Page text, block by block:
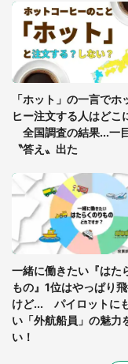
7万人驚
ードル
あまり
座布団
「ホット」の一言でホ
ヒー注文する人はどこ
全国調査の結果...一
〝答え〟出た
一緒に働きたい『はた
もの』1位はやっぱり
けど... パイロットに
い「外航船員」の魅力
い！